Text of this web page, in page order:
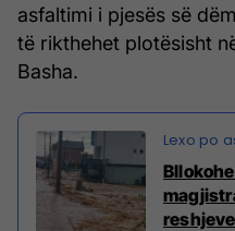
asfaltimi i pjesës së
të rikthehet plotësisht
Basha.